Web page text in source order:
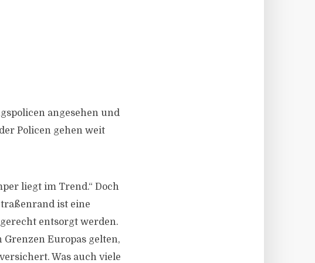
angesehen und
Policen gehen weit
liegt im Trend.“ Doch
ist eine
entsorgt werden.
Europas gelten,
Was auch viele